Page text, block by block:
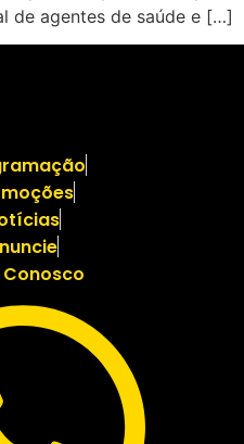
de agentes de saúde e […]
Conosco